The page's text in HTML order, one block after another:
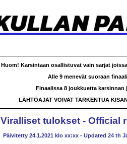
Huom! Karsintaan osallistuvat vain sarjat
Alle 9 menevät suoraan
Finaalissa 8 joukkuetta karsinnan
LÄHTÖAJAT VOIVAT TARKENTUA
Viralliset tulokset - Official
Päivitetty 24.1.2021 klo xx:xx - Updated 24 th